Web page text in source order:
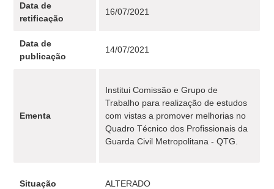
Data de
retificação
16/07/2021
Data de
publicação
14/07/2021
Ementa
Institui Comissão e Grupo de
Trabalho para realização de estudos
com vistas a promover melhorias no
Quadro Técnico dos Profissionais da
Guarda Civil Metropolitana - QTG.
Situação ALTERADO